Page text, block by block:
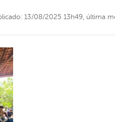
13/08/2025 13h49, última